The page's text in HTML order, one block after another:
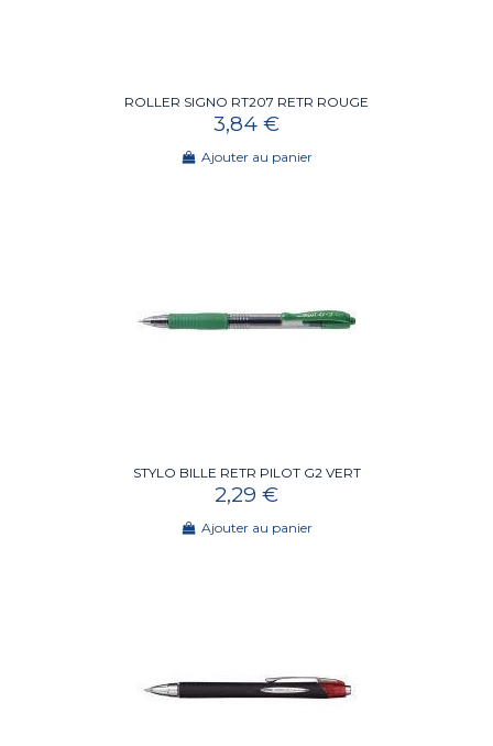
ROLLER SIGNO RT207 RETR ROUGE
3,84 €
Ajouter au panier
STYLO BILLE RETR PILOT G2 VERT
2,29 €
Ajouter au panier